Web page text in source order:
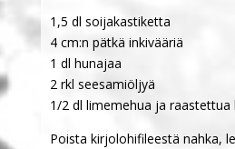
1,5 dl soijakastiketta
4 cm:n pätkä inkivääriä
1 dl hunajaa
2 rkl seesamiöljyä
1/2 dl limemehua ja raastettua
Poista kirjolohifileestä nahka,